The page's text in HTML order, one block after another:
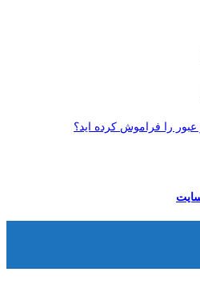
را فراموش کرده اید؟